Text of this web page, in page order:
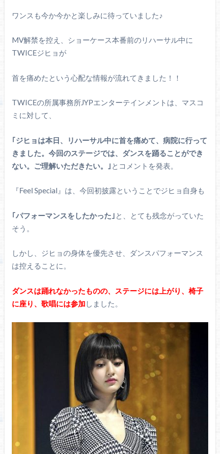
ワンスも今か今かと楽しみに待っていました♪
MV解禁を控え、ショーケース本番前のリハーサル中に
TWICEジヒョが
首を痛めたという心配な情報が流れてきました！！
TWICEの所属事務所JYPエンターテインメントは、マスコ
ミに対して、
｢ジヒョは本日、リハーサル中に首を痛めて、病院に行って
きました。今回のステージでは、ダンスを踊ることができ
ない。ご理解いただきたい。｣ とコメントを発表。
『Feel Special』は、今回初披露ということでジヒョ自身も
｢パフォーマンスをしたかった｣ と、とても残念がっていた
そう。
しかし、ジヒョの身体を優先させ、ダンスパフォーマンス
は控えることに。
ダンスは踊れなかったものの、ステージには上がり、椅子
に座り、歌唱には参加 しました。